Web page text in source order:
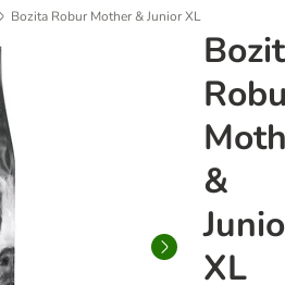
Bozita Robur Mother & Junior XL
&
XL